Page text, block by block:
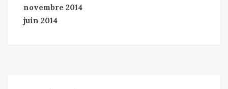
novembre 2014
juin 2014